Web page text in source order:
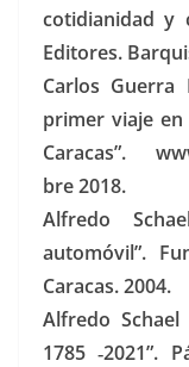
cotid­i­an­idad y
Edi­tores.
Car­los
primer via­je
Cara­cas”.
bre 2018.
Alfre­do
automóvil”.
Cara­cas. 2004.
Alfre­do Schael
1785 ‑2021”.